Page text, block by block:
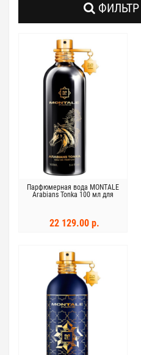
Парфюмерная вода MONTALE
Arabians Tonka 100 мл для
22 129.00 р.